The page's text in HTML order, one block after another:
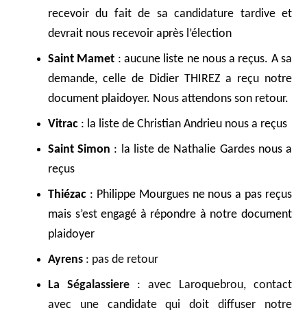
recevoir du fait de sa candidature tardive et
devrait nous recevoir après l’élection
Saint Mamet : aucune liste ne nous a reçus. A sa
demande, celle de Didier THIREZ a reçu notre
document plaidoyer. Nous attendons son retour.
Vitrac : la liste de Christian Andrieu nous a reçus
Saint Simon : la liste de Nathalie Gardes nous a
reçus
Thiézac : Philippe Mourgues ne nous a pas reçus
mais s’est engagé à répondre à notre document
plaidoyer
Ayrens : pas de retour
La Ségalassiere : avec Laroquebrou, contact
avec une candidate qui doit diffuser notre